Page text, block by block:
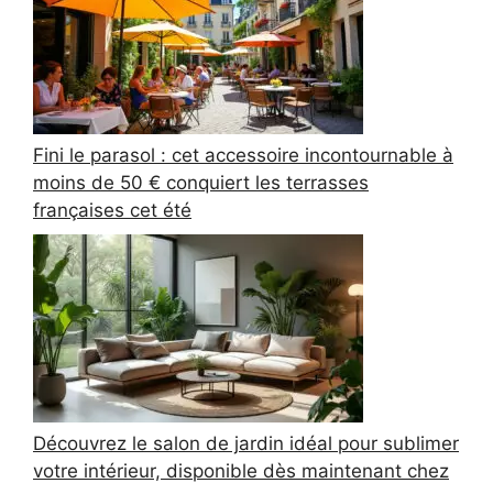
Fini le parasol : cet accessoire incontournable à
moins de 50 € conquiert les terrasses
françaises cet été
Découvrez le salon de jardin idéal pour sublimer
votre intérieur, disponible dès maintenant chez